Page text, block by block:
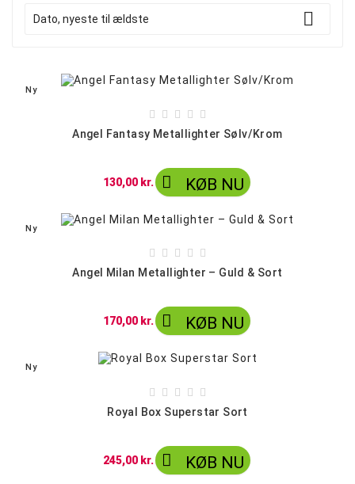
Dato, nyeste til ældste 
Ny
    
Angel Fantasy Metallighter Sølv/Krom
130,00 kr.  KØB NU
Ny
    
Angel Milan Metallighter – Guld & Sort
170,00 kr.  KØB NU
Ny
    
Royal Box Superstar Sort
245,00 kr.  KØB NU